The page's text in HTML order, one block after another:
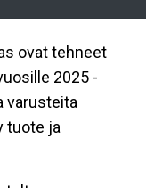
ovat tehneet
2025 -
varusteita
tuote ja